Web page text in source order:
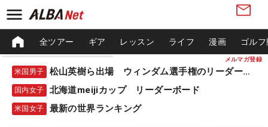
メルマガ登録
全ツアー ギア レッスン ライフ 漫画 ゴル
米国男子 松山英樹ら出場 ウィンダム選手権のリーダーボード
国内女子 北海道meijiカップ リーダーボード
米国女子 最新の世界ランキング